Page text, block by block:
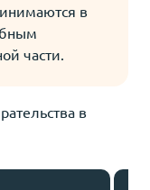
в
части.
в